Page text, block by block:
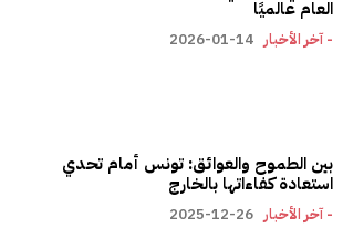
العام عالميًا
- آخر الأخبار 2026-01-14
بين الطموح والعوائق: تونس أمام تحدي
استعادة كفاءاتها بالخارج
- آخر الأخبار 2025-12-26